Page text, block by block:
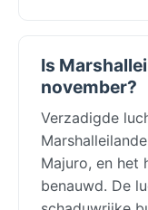
Is
november?
Verzadigde
Majuro, en het
benauwd. De